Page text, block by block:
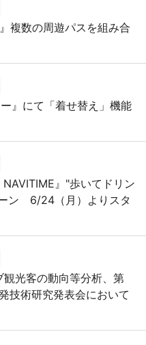
複数の周遊パスを組み合
』にて「着せ替え」機能
』"歩いてドリン
ン 6/24（月）よりスタ
光客の動向等分析、第
技術研究発表会において